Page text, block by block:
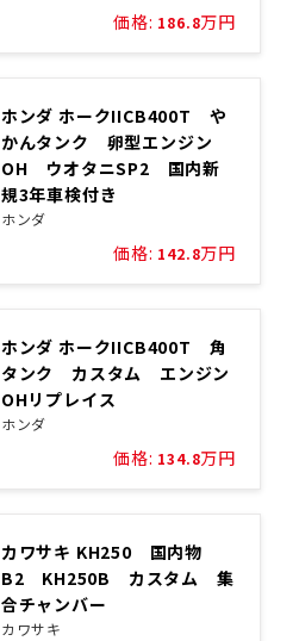
価格: 186.8万円
ホンダ ホークIICB400T や
かんタンク 卵型エンジン
OH ウオタニSP2 国内新
規3年車検付き
ホンダ
価格: 142.8万円
ホンダ ホークIICB400T 角
タンク カスタム エンジン
OHリプレイス
ホンダ
価格: 134.8万円
カワサキ KH250 国内物
B2 KH250B カスタム 集
合チャンバー
カワサキ